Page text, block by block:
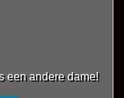
een andere dame!